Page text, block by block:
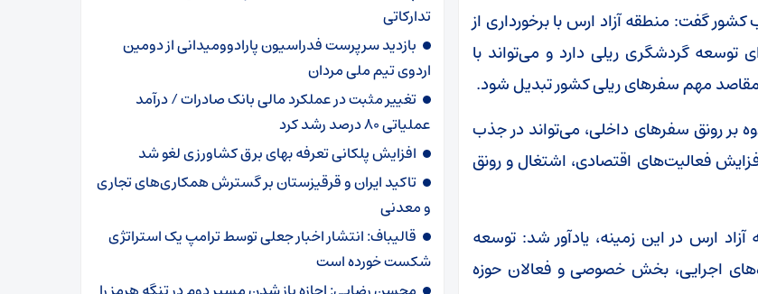
گفت: منطقه آزاد ارس با برخورداری از
توسعه گردشگری ریلی دارد و می‌تواند با
مقاصد مهم سفرهای ریلی کشور تبدیل شود.
بر رونق سفرهای داخلی، می‌تواند در جذب
فعالیت‌های اقتصادی، اشتغال و رونق
آزاد ارس در این زمینه، یادآور شد: توسعه
اجرایی، بخش خصوصی و فعالان حوزه
تدارکاتی
بازدید سرپرست فدراسیون پارادوومیدانی از دومین
اردوی تیم ملی مردان
تغییر مثبت در عملکرد مالی بانک صادرات / درآمد
عملیاتی ۸۰ درصد رشد کرد
افزایش پلکانی تعرفه بهای برق کشاورزی لغو شد
تاکید ایران و قرقیزستان بر گسترش همکاری‌های تجاری
و معدنی
قالیباف: انتشار اخبار جعلی توسط ترامپ یک استراتژی
شکست خورده است